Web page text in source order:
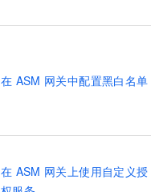
在 ASM 网关中配置黑白名单
在 ASM 网关上使用自定义授